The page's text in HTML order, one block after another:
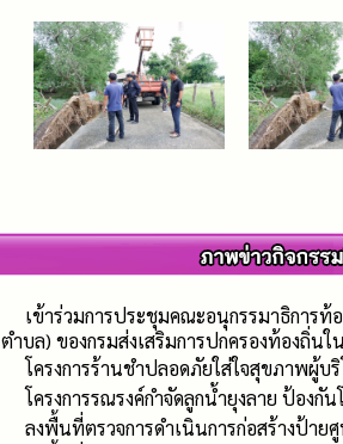
เข้าร่วมการประชุมคณะอนุกรรมาธิการ
ตำบล) ของกรมส่งเสริมการปกครองท้องถิ่นใ
โครงการร้านชำปลอดภัยใส่ใจสุขภาพผู้บ
โครงการรณรงค์กำจัดลูกน้ำยุงลาย ป้อง
ลงพื้นที่ตรวจการดำเนินการก่อสร้างป้า